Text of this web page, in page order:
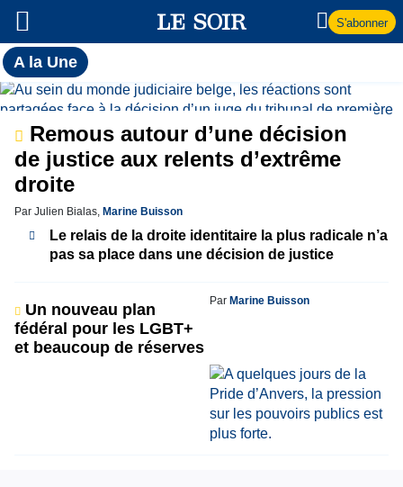
S'abonner
A la UneToutes
l'actualité
du Soir
A
la
Une
Remous autour d’une décision
de justice aux relents d’extrême
droite
Par Julien Bialas, Marine Buisson
Le relais de la droite identitaire la plus radicale n’a
pas sa place dans une décision de justice
Un nouveau plan
fédéral pour les LGBT+
et beaucoup de réserves
Par Marine Buisson